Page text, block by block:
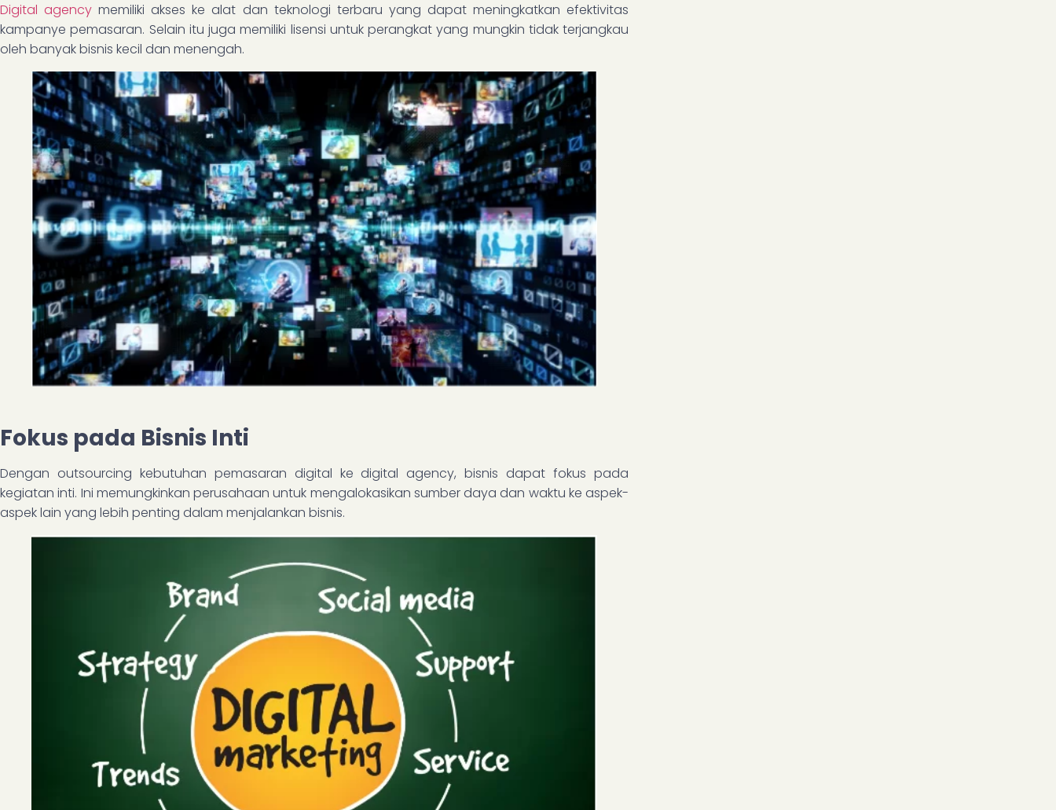
Digital agency memiliki akses ke alat dan teknologi terbaru yang dapat meningkatkan efektivitas
kampanye pemasaran. Selain itu juga memiliki lisensi untuk perangkat yang mungkin tidak terjangkau
oleh banyak bisnis kecil dan menengah.
Fokus pada Bisnis Inti
Dengan outsourcing kebutuhan pemasaran digital ke digital agency, bisnis dapat fokus pada
kegiatan inti. Ini memungkinkan perusahaan untuk mengalokasikan sumber daya dan waktu ke aspek-
aspek lain yang lebih penting dalam menjalankan bisnis.